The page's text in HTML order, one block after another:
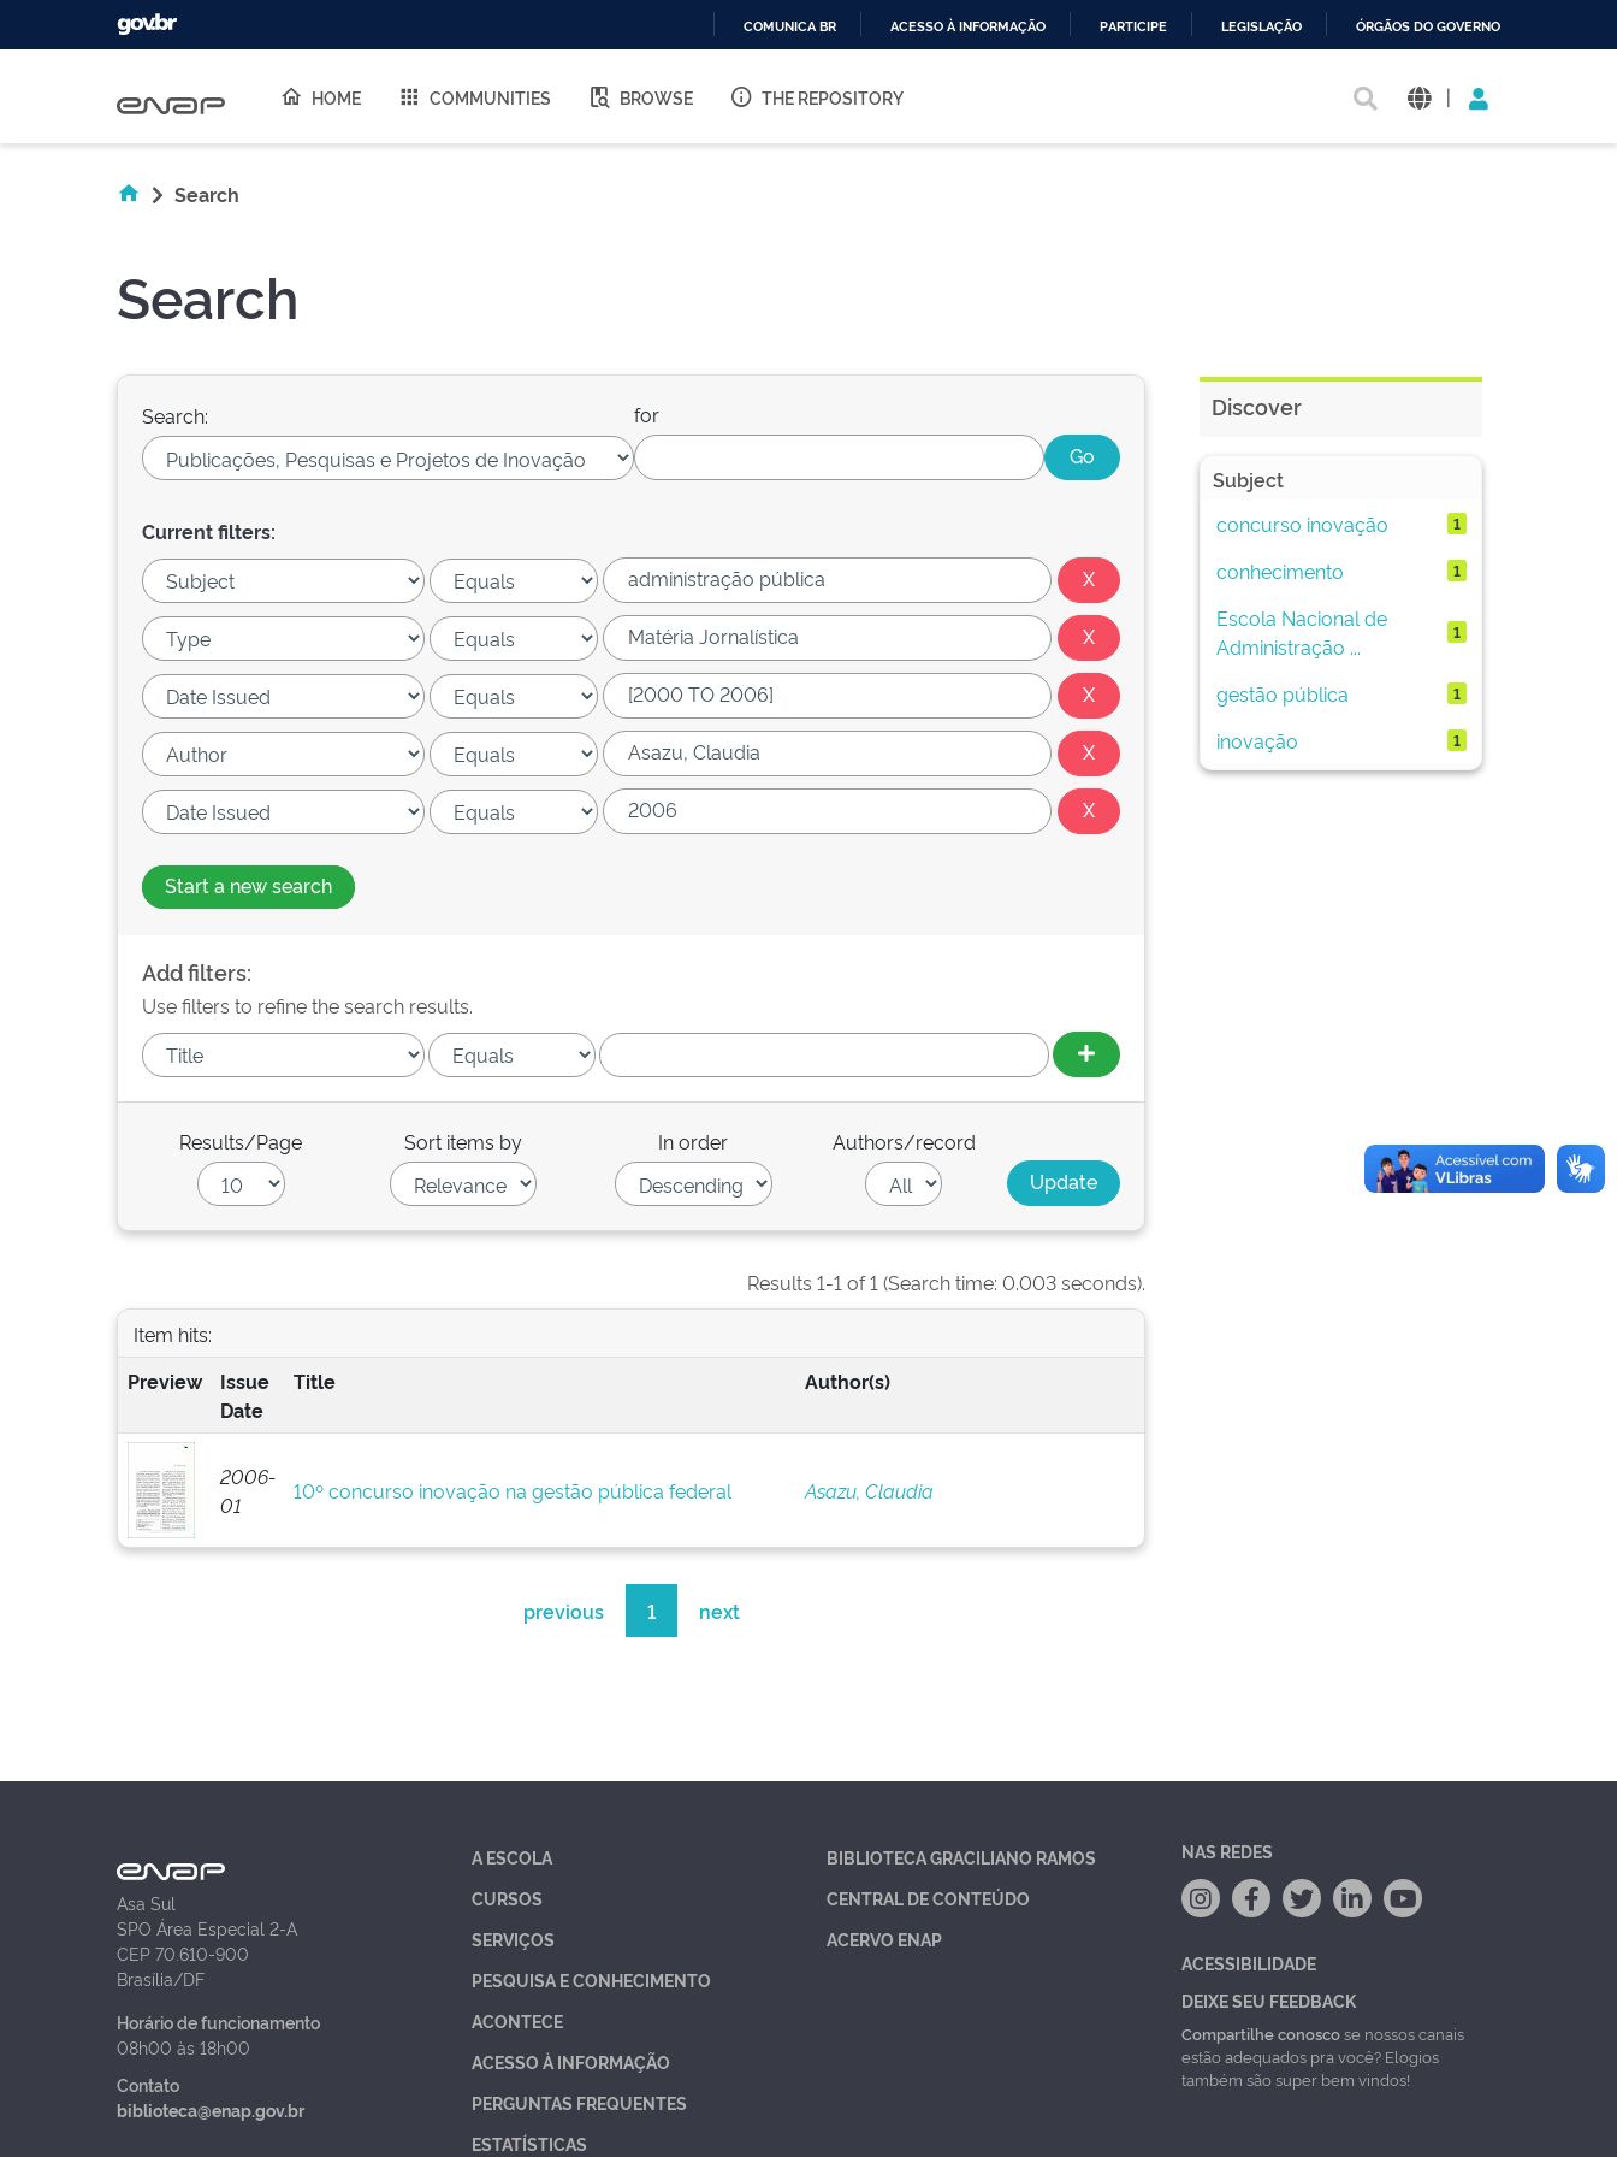
O
COMUNICA BR ACESSO À INFORMAÇÃO PARTICIPE LEGISLAÇÃO ÓRGÃOS DO GOVERNO
HOME COMMUNITIES BROWSE THE REPOSITORY |
Search
Search
Search: for
Current filters:
Start a new search
Add filters:
Use filters to refine the search results.
Results/Page Sort items by In order Authors/record
Results 1-1 of 1 (Search time: 0.003 seconds).
Item hits:
Preview
Issue
Date
Title Author(s)
2006-
01
10º concurso inovação na gestão pública federal Asazu, Claudia
previous 1 next
Discover
Subject
concurso inovação
1
conhecimento 1
Escola Nacional de
Administração ...
1
gestão pública 1
inovação 1
Asa Sul
SPO Área Especial 2-A
CEP 70.610-900
Brasília/DF
Horário de funcionamento
08h00 às 18h00
Contato
biblioteca@enap.gov.br
A ESCOLA
CURSOS
SERVIÇOS
PESQUISA E CONHECIMENTO
ACONTECE
ACESSO À INFORMAÇÃO
PERGUNTAS FREQUENTES
ESTATÍSTICAS
BIBLIOTECA GRACILIANO RAMOS
CENTRAL DE CONTEÚDO
ACERVO ENAP
NAS REDES
ACESSIBILIDADE
DEIXE SEU FEEDBACK
Compartilhe conoscose nossos canais
estão adequados pra você? Elogios
também são super bem vindos!